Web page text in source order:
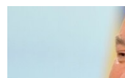
Перейти